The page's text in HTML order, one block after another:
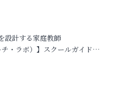
設計する家庭教師
・ラボ）】スクールガイド…